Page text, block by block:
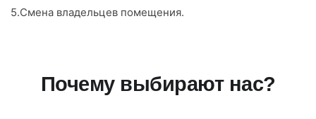
5.Смена владельцев помещения.
Почему выбирают нас?